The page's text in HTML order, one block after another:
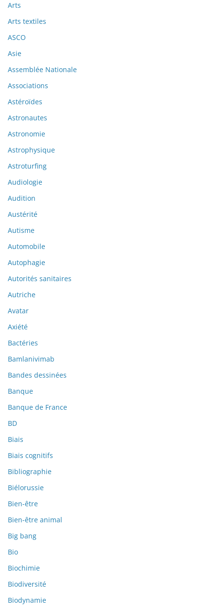
Arts
Arts textiles
ASCO
Asie
Assemblée Nationale
Associations
Astéroïdes
Astronautes
Astronomie
Astrophysique
Astroturfing
Audiologie
Audition
Austérité
Autisme
Automobile
Autophagie
Autorités sanitaires
Autriche
Avatar
Axiété
Bactéries
Bamlanivimab
Bandes dessinées
Banque
Banque de France
BD
Biais
Biais cognitifs
Bibliographie
Biélorussie
Bien-être
Bien-être animal
Big bang
Bio
Biochimie
Biodiversité
Biodynamie